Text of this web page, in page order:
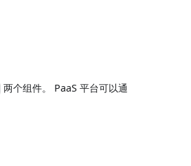
两个组件。 PaaS 平台可以通